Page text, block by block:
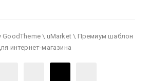
GoodTheme \ uMarket \ Премиум шаблон
интернет-магазина